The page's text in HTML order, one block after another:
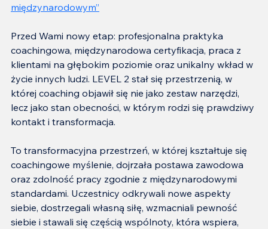
międzynarodowym”
Przed Wami nowy etap: profesjonalna praktyka
coachingowa, międzynarodowa certyfikacja, praca z
klientami na głębokim poziomie oraz unikalny wkład w
życie innych ludzi. LEVEL 2 stał się przestrzenią, w
której coaching objawił się nie jako zestaw narzędzi,
lecz jako stan obecności, w którym rodzi się prawdziwy
kontakt i transformacja.
To transformacyjna przestrzeń, w której kształtuje się
coachingowe myślenie, dojrzała postawa zawodowa
oraz zdolność pracy zgodnie z międzynarodowymi
standardami. Uczestnicy odkrywali nowe aspekty
siebie, dostrzegali własną siłę, wzmacniali pewność
siebie i stawali się częścią wspólnoty, która wspiera,